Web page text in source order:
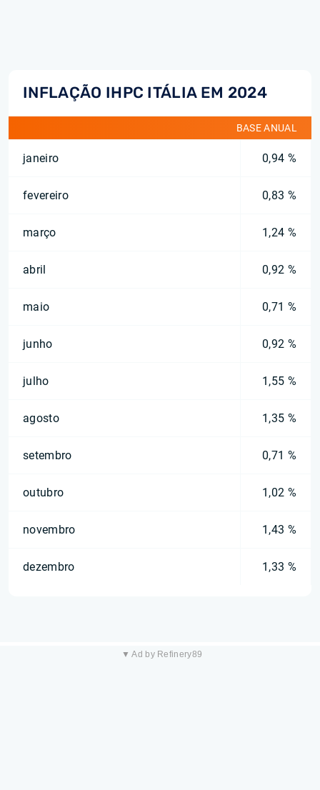
INFLAÇÃO IHPC ITÁLIA EM 2024
BASE ANUAL
janeiro 0,94 %
fevereiro 0,83 %
março 1,24 %
abril 0,92 %
maio 0,71 %
junho 0,92 %
julho 1,55 %
agosto 1,35 %
setembro 0,71 %
outubro 1,02 %
novembro 1,43 %
dezembro 1,33 %
▼ Ad by Refinery89